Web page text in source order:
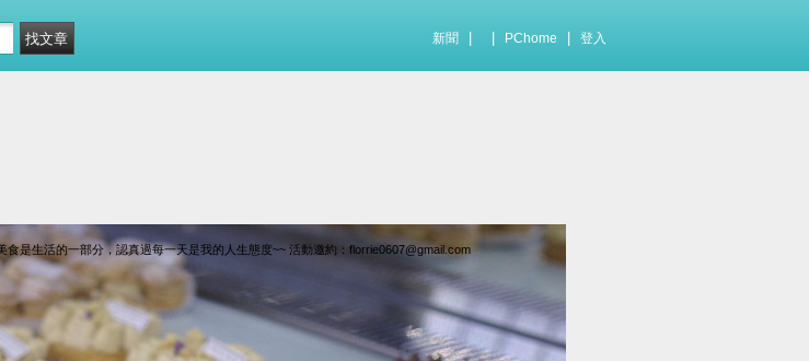
新聞 PChome 登入
食是生活的一部分，認真過每一天是我的人生態度~~ 活動邀約：florrie0607@gmail.com